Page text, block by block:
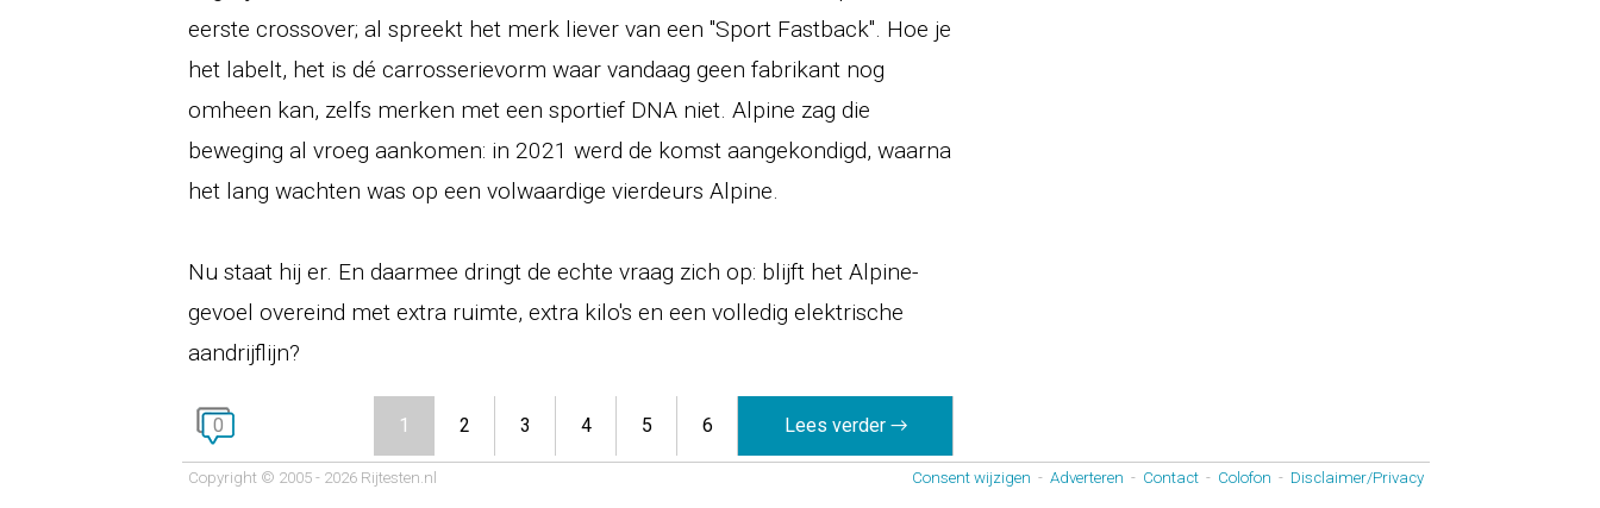
eerste crossover; al spreekt het merk liever van een "Sport Fastback". Hoe je
het labelt, het is dé carrosserievorm waar vandaag geen fabrikant nog
omheen kan, zelfs merken met een sportief DNA niet. Alpine zag die
beweging al vroeg aankomen: in 2021 werd de komst aangekondigd, waarna
het lang wachten was op een volwaardige vierdeurs Alpine.
Nu staat hij er. En daarmee dringt de echte vraag zich op: blijft het Alpine-
gevoel overeind met extra ruimte, extra kilo's en een volledig elektrische
aandrijflijn?
0 1 2 3 4 5 6 Lees verder →
Copyright © 2005 - 2026 Rijtesten.nl Consent wijzigen - Adverteren - Contact - Colofon - Disclaimer/Privacy